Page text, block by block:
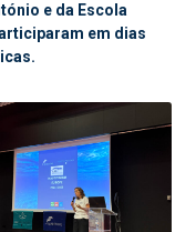
e da Escola
em dias